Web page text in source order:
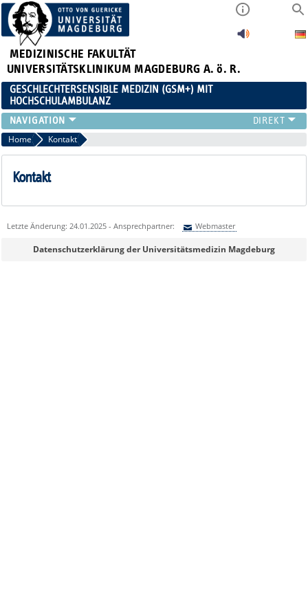
MEDIZINISCHE FAKULTÄT
UNIVERSITÄTSKLINIKUM MAGDEBURG A. ö. R.
GESCHLECHTERSENSIBLE MEDIZIN (GSM+) MIT
HOCHSCHULAMBULANZ
TEAM
HOCHSCHULAMBULANZ
ZUWEISENDE
LEHRE
KARRIERE
Home Kontakt
Kontakt
Letzte Änderung: 24.01.2025 - Ansprechpartner: Webmaster
Sie können eine Nachricht versenden an:Webmaster
Datenschutzerklärung der Universitätsmedizin Magdeburg